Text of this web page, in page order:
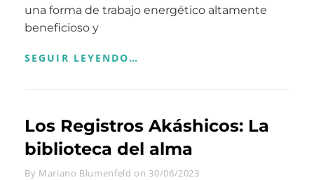
una forma de trabajo energético altamente
beneficioso y
SEGUIR LEYENDO…
BIENESTAR
Y
RECUPERACIÓN
Los Registros Akáshicos: La
biblioteca del alma
By Byline
Mariano Blumenfeld on 30/06/2023